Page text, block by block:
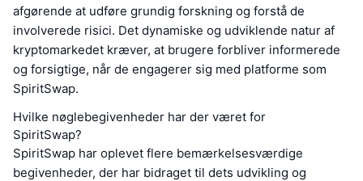
afgørende at udføre grundig forskning og forstå de
involverede risici. Det dynamiske og udviklende natur af
kryptomarkedet kræver, at brugere forbliver informerede
og forsigtige, når de engagerer sig med platforme som
SpiritSwap.
Hvilke nøglebegivenheder har der været for
SpiritSwap?
SpiritSwap har oplevet flere bemærkelsesværdige
begivenheder, der har bidraget til dets udvikling og